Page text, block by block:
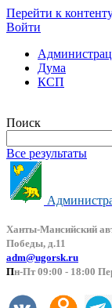
Перейти к
Войти
Дума
КСП
Поиск
Все результаты
Ханты-Мансийский
Победы, д.11
adm@ugorsk.ru
Пн-Пт 09:00 - 18:00